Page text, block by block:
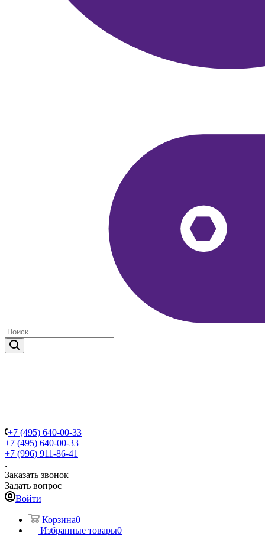
+7 (495) 640-00-33
+7 (495) 640-00-33
+7 (996) 911-86-41
Заказать звонок
Задать вопрос
Войти
Корзина0
Избранные товары0